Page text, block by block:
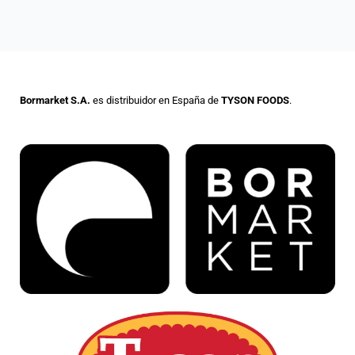
Bormarket S.A. es distribuidor en España de TYSON FOODS.